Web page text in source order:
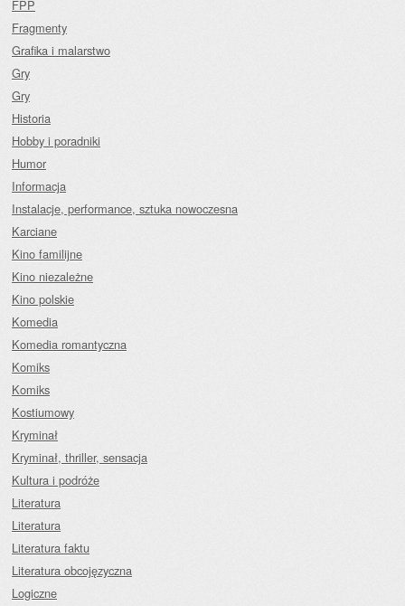
FPP
Fragmenty
Grafika i malarstwo
Gry
Gry
Historia
Hobby i poradniki
Humor
Informacja
Instalacje, performance, sztuka nowoczesna
Karciane
Kino familijne
Kino niezależne
Kino polskie
Komedia
Komedia romantyczna
Komiks
Komiks
Kostiumowy
Kryminał
Kryminał, thriller, sensacja
Kultura i podróże
Literatura
Literatura
Literatura faktu
Literatura obcojęzyczna
Logiczne